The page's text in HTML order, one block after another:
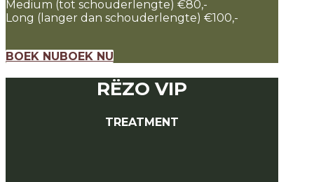
Medium (tot schouderlengte) €80,-
Long (langer dan schouderlengte) €100,-
BOEK NUBOEK NU
RËZO VIP
TREATMENT